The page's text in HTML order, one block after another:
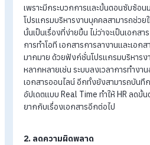
โปรแกรมคำนวณเงินเดือ
ระบบลงเวลาทำงานออนไล
ราคาโปรแกรมเงินเดือน เ
ทดลองใช้งานฟรี 30 วัน
โปรแกรมบริหารงานบุคค